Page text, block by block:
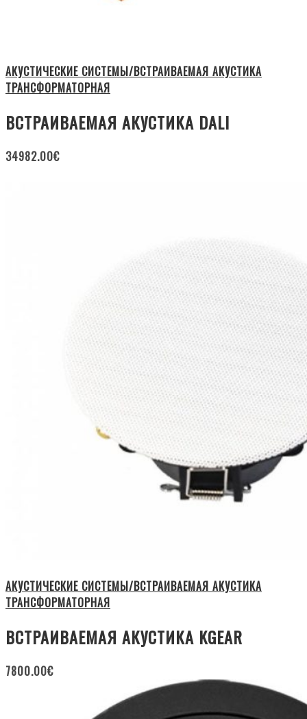
АКУСТИЧЕСКИЕ СИСТЕМЫ/ВСТРАИВАЕМАЯ АКУСТИКА
ТРАНСФОРМАТОРНАЯ
ВСТРАИВАЕМАЯ АКУСТИКА DALI
34982.00€
АКУСТИЧЕСКИЕ СИСТЕМЫ/ВСТРАИВАЕМАЯ АКУСТИКА
ТРАНСФОРМАТОРНАЯ
ВСТРАИВАЕМАЯ АКУСТИКА KGEAR
7800.00€